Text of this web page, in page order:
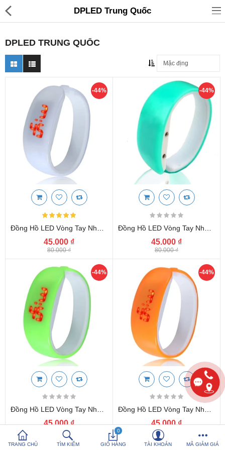
Đồ gia dụng & Nhà cửa
Điện gia dụng
Đồ tiện ích
Đồ chơi trẻ em
Sản phẩm khác
Thương hiệu
Hotline: 0816 505 655
Tải App SanHangRe nhận Quà
TRANG CHỦ TÌM KIẾM
0
GIỎ HÀNG TÀI KHOẢN MÃ GIẢM GIÁ
DPLED Trung Quốc
DPLED TRUNG QUỐC
-44%
45.000 ₫
80.000 ₫
-44%
45.000 ₫
80.000 ₫
-44%
45.000 ₫
80.000 ₫
-44%
45.000 ₫
80.000 ₫